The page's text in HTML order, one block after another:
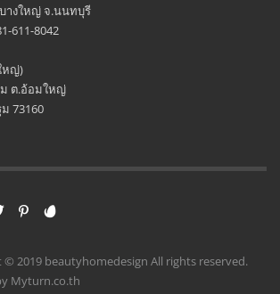
างใหญ่ จ.นนทบุรี
611-8042
หญ่)
ม ต.อ้อมใหญ่
73160
© 2019 beautyhomedesign All rights reserved.
Myturn.co.th